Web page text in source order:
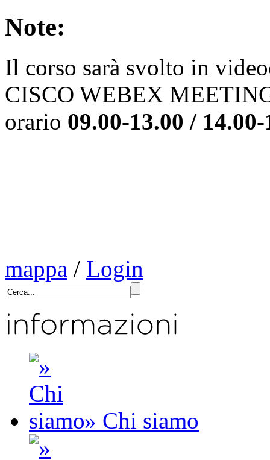
Note:
Il corso sarà svolto in
CISCO WEBEX
orario 09.00-13.00 /
mappa / Login
» Chi siamo